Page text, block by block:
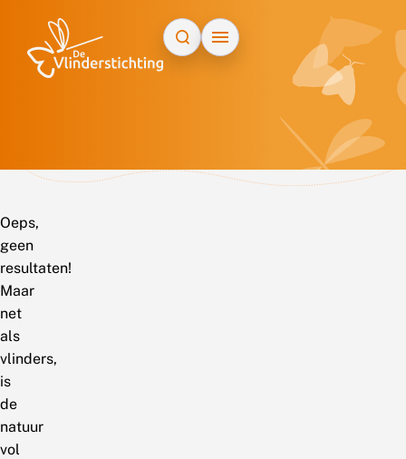
Oeps,
geen
resultaten!
Maar
net
als
vlinders,
is
de
natuur
vol